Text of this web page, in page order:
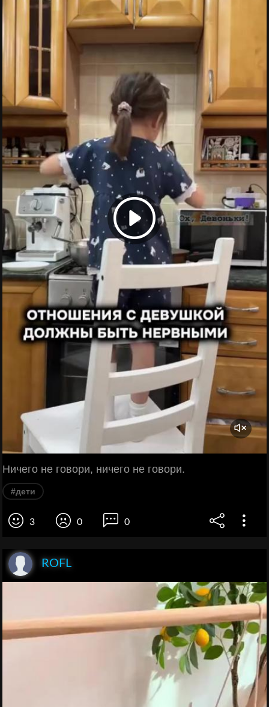
Ничего не говори, ничего не говори.
#дети
3 0 0
ROFL